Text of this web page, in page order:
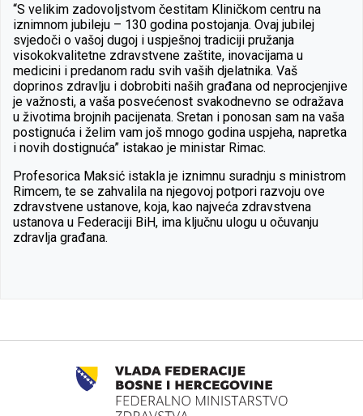
“S velikim zadovoljstvom čestitam Kliničkom centru na
iznimnom jubileju – 130 godina postojanja. Ovaj jubilej
svjedoči o vašoj dugoj i uspješnoj tradiciji pružanja
visokokvalitetne zdravstvene zaštite, inovacijama u
medicini i predanom radu svih vaših djelatnika. Vaš
doprinos zdravlju i dobrobiti naših građana od neprocjenjive
je važnosti, a vaša posvećenost svakodnevno se odražava
u životima brojnih pacijenata. Sretan i ponosan sam na vaša
postignuća i želim vam još mnogo godina uspjeha, napretka
i novih dostignuća” istakao je ministar Rimac.
Profesorica Maksić istakla je iznimnu suradnju s ministrom
Rimcem, te se zahvalila na njegovoj potpori razvoju ove
zdravstvene ustanove, koja, kao najveća zdravstvena
ustanova u Federaciji BiH, ima ključnu ulogu u očuvanju
zdravlja građana.